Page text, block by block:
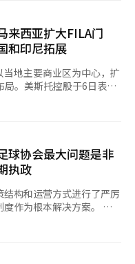
场。 为庆祝仁川至呼和浩
国际机场举行了开通仪
。活动中，首航乘客获得
飞行祈福。 易斯达航空
验独特自然景观和中蒙文
展新航线，丰富客户的旅
的首府，拥有广袤的希
及多座文化遗产如大召寺
道经人工智能（AI）系统
来西亚扩大FILA门
和印尼拓展
地主要商业区为中心，扩
局。美斯托控股于6日表
吉隆坡和槟城等主要商业
南亚主要国家的枢纽，拥
流通基础设施，是一个关
——槟城广场，推出了东
示了生活方式和性能产
和体育遗产。美斯托控股
和印尼等东南亚主要市
亚是东南亚市场扩展的核
牌历史、价值和体育遗产
升和责任等四大核心价值
球协会最大问题是非
执政
构和运营方式进行了严厉
为根本解决方案。 李
、国家教育委员会、文化
正争议，指出：“最近，